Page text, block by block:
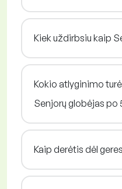
Kiek uždirbsiu kaip
Kokio atlyginimo
Senjorų globėjas po
Kaip derėtis dėl